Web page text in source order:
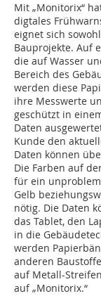
Mit „Monitorix“
digtales
eignet sich
Bauprojekte. Auf
die auf Wasser
Bereich des
werden diese
ihre Messwerte
geschützt in
Daten
Kunde den
Daten können
Die Farben auf
für ein
Gelb
nötig. Die Daten
das Tablet, den
in die
werden
anderen
auf Metall-
auf „Monitorix.“